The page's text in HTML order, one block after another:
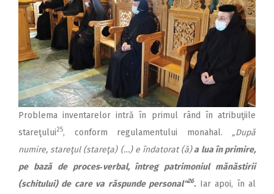
Problema inventarelor intră în primul rând în atribuţiile
stareţului25, conform regulamentului monahal. „După
numire, stareţul (stareţa) (…) e îndatorat (ă)a lua în primire,
pe bază de proces‑verbal, întreg patrimoniul mănăstirii
(schitului) de care va răspunde personal“26. Iar apoi, în al